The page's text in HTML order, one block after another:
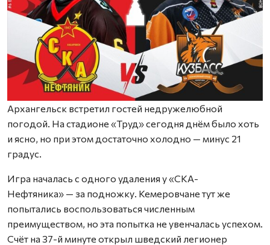
Архангельск встретил гостей недружелюбной
погодой. На стадионе «Труд» сегодня днём было хоть
и ясно, но при этом достаточно холодно — минус 21
градус.
Игра началась с одного удаления у «СКА-
Нефтяника» — за подножку. Кемеровчане тут же
попытались воспользоваться численным
преимуществом, но эта попытка не увенчалась успехом.
Счёт на 37-й минуте открыл шведский легионер